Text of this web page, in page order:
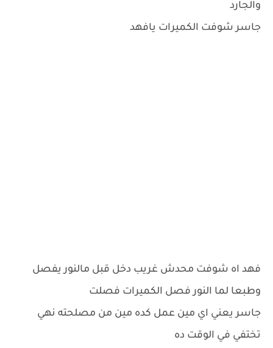
والجارد
جاسر شوفت الكميرات يافهد
فهد اه شوفت محدش غريب دخل قبل مالنور يفصل
وطبعا لما النور فصل الكميرات فصلت
جاسر يعني اي مين عمل كده مين من مصلحته نهي
تختفي في الوقت ده